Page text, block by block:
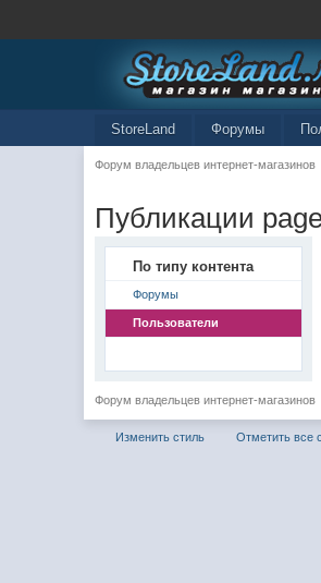
StoreLand Форумы
Форум владельцев интернет-магазинов
Публикации
По типу контента
Форумы
Пользователи
Форум владельцев интернет-магазинов
Изменить стиль Отметить все